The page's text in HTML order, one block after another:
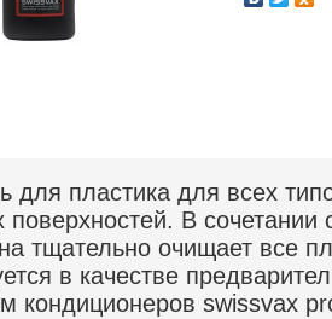
для пластика для всех
поверхностей. В сочетании
тщательно очищает все
в качестве
кондиционеров swissvax